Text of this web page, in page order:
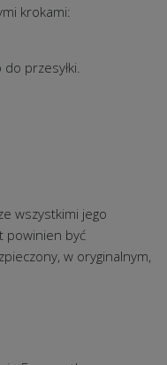
krokami:
przesyłki.
wszystkimi jego
powinien być
w oryginalnym,